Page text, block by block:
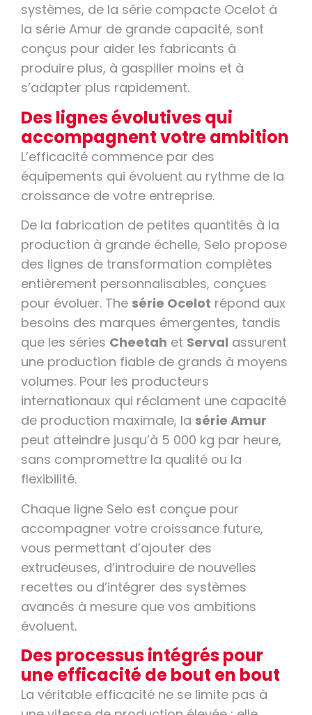
systèmes, de la série compacte Ocelot à
la série Amur de grande capacité, sont
conçus pour aider les fabricants à
produire plus, à gaspiller moins et à
s’adapter plus rapidement.
Des lignes évolutives qui
accompagnent votre ambition
L’efficacité commence par des
équipements qui évoluent au rythme de la
croissance de votre entreprise.
De la fabrication de petites quantités à la
production à grande échelle, Selo propose
des lignes de transformation complètes
entièrement personnalisables, conçues
pour évoluer. The série Ocelot répond aux
besoins des marques émergentes, tandis
que les séries Cheetah et Serval assurent
une production fiable de grands à moyens
volumes. Pour les producteurs
internationaux qui réclament une capacité
de production maximale, la série Amur
peut atteindre jusqu’à 5 000 kg par heure,
sans compromettre la qualité ou la
flexibilité.
Chaque ligne Selo est conçue pour
accompagner votre croissance future,
vous permettant d’ajouter des
extrudeuses, d’introduire de nouvelles
recettes ou d’intégrer des systèmes
avancés à mesure que vos ambitions
évoluent.
Des processus intégrés pour
une efficacité de bout en bout
La véritable efficacité ne se limite pas à